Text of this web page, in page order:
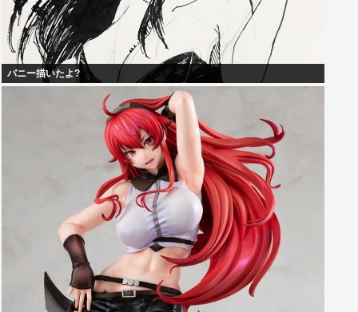
バニー描いたよ?